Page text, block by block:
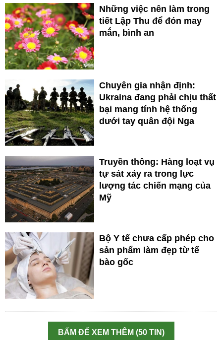
Những việc nên làm trong
tiết Lập Thu để đón may
mắn, bình an
Chuyên gia nhận định:
Ukraina đang phải chịu thất
bại mang tính hệ thống
dưới tay quân đội Nga
Truyền thông: Hàng loạt vụ
tự sát xảy ra trong lực
lượng tác chiến mạng của
Mỹ
Bộ Y tế chưa cấp phép cho
sản phẩm làm đẹp từ tế
bào gốc
BẤM ĐỂ XEM THÊM (50 TIN)